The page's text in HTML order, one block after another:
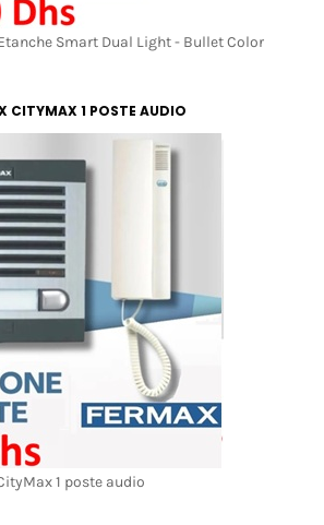
Smart Dual Light - Bullet Color
CITYMAX 1 POSTE AUDIO
1 poste audio